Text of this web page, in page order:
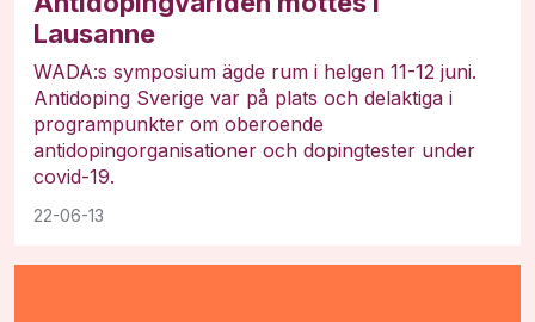
Lausanne
22-06-13
WADA:s symposium ägde rum i helgen 11-12 juni.
Antidoping Sverige var på plats och delaktiga i
programpunkter om oberoende
antidopingorganisationer och dopingtester under
covid-19.